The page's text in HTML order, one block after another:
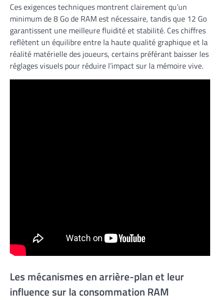
Ces exigences techniques montrent clairement qu’un
minimum de 8 Go de RAM est nécessaire, tandis que 12 Go
garantissent une meilleure fluidité et stabilité. Ces chiffres
reflètent un équilibre entre la haute qualité graphique et la
réalité matérielle des joueurs, certains préférant baisser les
réglages visuels pour réduire l’impact sur la mémoire vive.
Les mécanismes en arrière-plan et leur
influence sur la consommation RAM